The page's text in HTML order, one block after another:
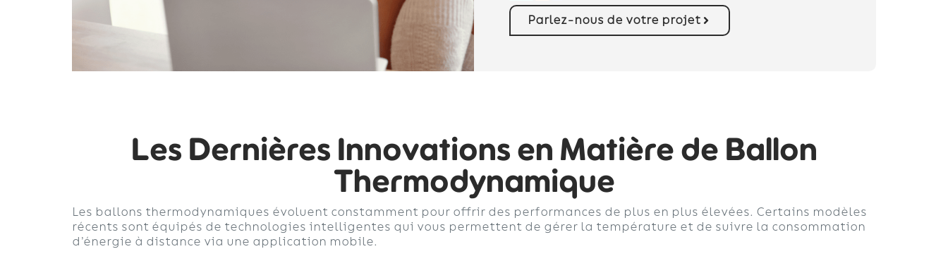
Parlez-nous de votre projet
Les Dernières Innovations en Matière de Ballon
Thermodynamique
Les ballons thermodynamiques évoluent constamment pour offrir des performances de plus en plus élevées. Certains modèles
récents sont équipés de technologies intelligentes qui vous permettent de gérer la température et de suivre la consommation
d’énergie à distance via une application mobile.